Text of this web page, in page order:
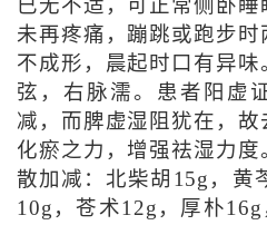
已无不适，可正常侧卧
未再疼痛，蹦跳或跑步
不成形，晨起时口有异
弦，右脉濡。患者阳虚
减，而脾虚湿阻犹在，
化瘀之力，增强祛湿力
散加减：北柴胡15g，黄
10g，苍术12g，厚朴16g